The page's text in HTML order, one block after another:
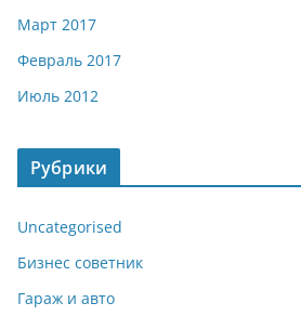
Март 2017
Февраль 2017
Июль 2012
Рубрики
Uncategorised
Бизнес советник
Гараж и авто